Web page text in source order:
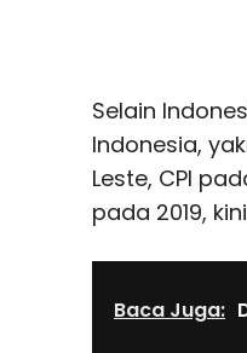
Selain
Indonesia,
Leste, CPI
pada 2019,
Baca Juga: